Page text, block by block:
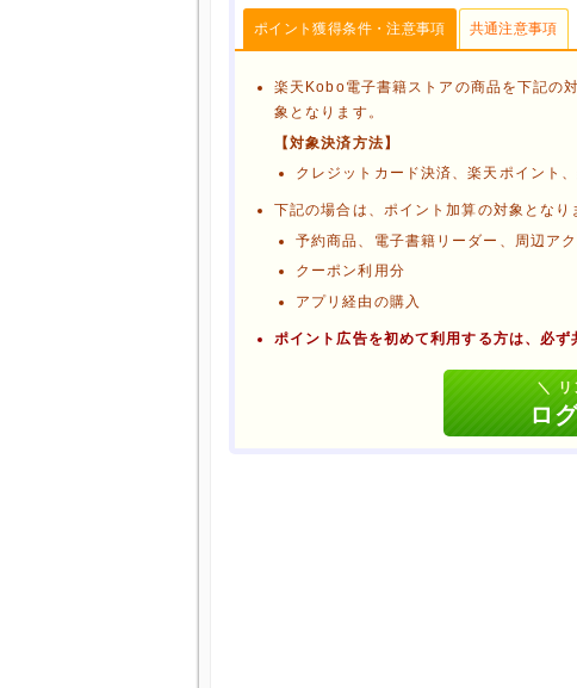
ポイント獲得条件・注意事項 共通注意事項
楽天Kobo電子書籍ストアの商品を下記の
象となります。
【対象決済方法】
クレジットカード決済、楽天ポイント
下記の場合は、ポイント加算の対象となり
予約商品、電子書籍リーダー、周辺アク
クーポン利用分
アプリ経由の購入
ポイント広告を初めて利用する方は、必ず
ブラウザのクッキー情報を削除する
ブラウザのアプリ、ウィンドウ、タブ